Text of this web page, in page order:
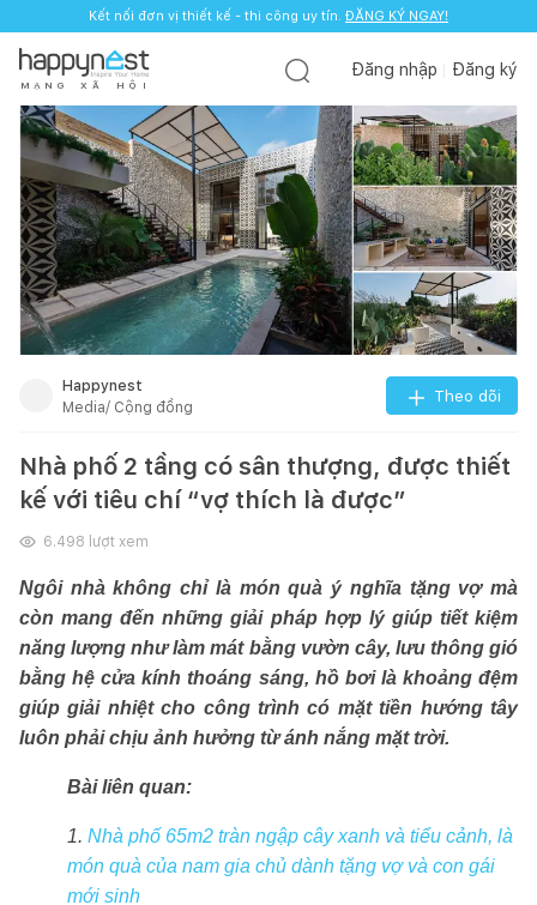
Kết nối đơn vị thiết kế - thi công uy tín. ĐĂNG KÝ NGAY!
M Ạ N G X Ã H Ộ I
Đăng nhập Đăng ký
Happynest
Media/ Cộng đồng
Theo dõi
Nhà phố 2 tầng có sân thượng, được thiết
kế với tiêu chí “vợ thích là được”
6.498 lượt xem
Ngôi nhà không chỉ là món quà ý nghĩa tặng vợ mà
còn mang đến những giải pháp hợp lý giúp tiết kiệm
năng lượng như làm mát bằng vườn cây, lưu thông gió
bằng hệ cửa kính thoáng sáng, hồ bơi là khoảng đệm
giúp giải nhiệt cho công trình có mặt tiền hướng tây
luôn phải chịu ảnh hưởng từ ánh nắng mặt trời.
Bài liên quan:
1. Nhà phố 65m2 tràn ngập cây xanh và tiểu cảnh, là
món quà của nam gia chủ dành tặng vợ và con gái
mới sinh